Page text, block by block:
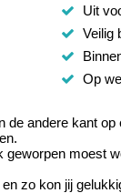
Uit
Veilig
Op
de andere kant op
geworpen moest
zo kon jij